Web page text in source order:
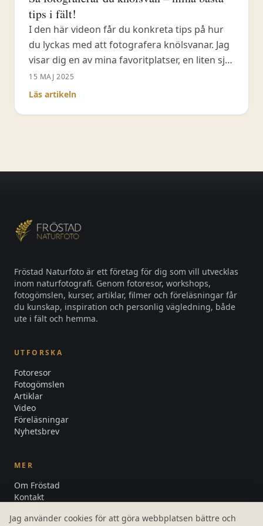
tips i fält!
I den här videon får du konkreta tips på hur
du lyckas med att fotografera knölsvanar. Jag
visar dig en av mina favoritplatser, en liten sjö
i Tinnerö eklandskap, där det ofta finns gott
om knölsvanar. Du får lära dig vad du ska
15 MAJ 2025
Läs artikeln
Fröstad Naturfoto är ett företag för dig som vill utvecklas
inom naturfotografi. Genom fotoresor, workshops,
fotogömslen, kurser, artiklar, filmer och föreläsningar får
du kunskap, inspiration och personlig vägledning, både
ute i fält och hemma.
UTFORSKA
Fotoresor
Fotogömslen
Artiklar
Video
Föreläsningar
Nyhetsbrev
MER
Om Fröstad
Kontakt
Integritetspolicy
Jag använder cookies för att göra webbplatsen bättre och